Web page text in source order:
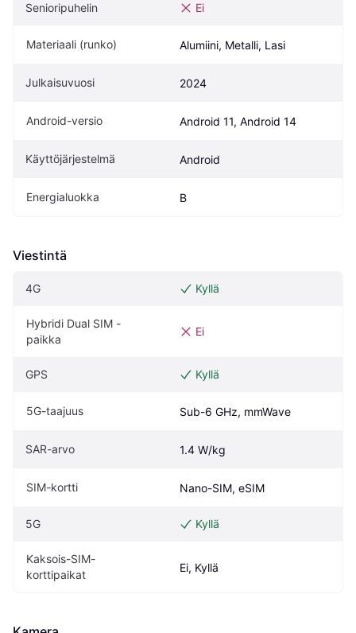
Senioripuhelin Ei
Materiaali (runko) Alumiini, Metalli, Lasi
Julkaisuvuosi 2024
Android-versio Android 11, Android 14
Käyttöjärjestelmä Android
Energialuokka B
Viestintä
4G Kyllä
Hybridi Dual SIM -
paikka
Ei
GPS Kyllä
5G-taajuus Sub-6 GHz, mmWave
SAR-arvo 1.4 W/kg
SIM-kortti Nano-SIM, eSIM
5G Kyllä
Kaksois-SIM-
korttipaikat
Ei, Kyllä